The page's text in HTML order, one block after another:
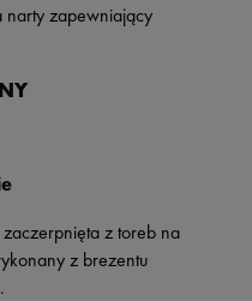
narty zapewniający
z toreb na
z brezentu